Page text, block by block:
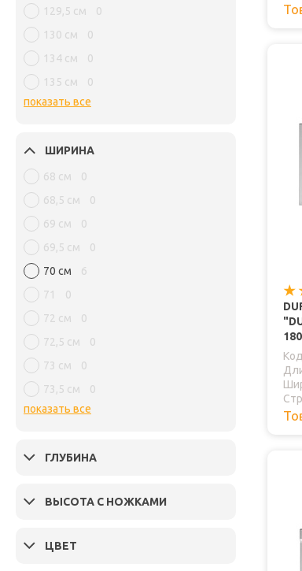
129,5 см
0
130 см
0
134 см
0
135 см
0
показать все
ШИРИНА
68 см
0
68,5 см
0
69 см
0
69,5 см
0
70 см
6
71
0
72 см
0
72,5 см
0
73 см
0
73,5 см
0
показать все
ГЛУБИНА
ВЫСОТА С НОЖКАМИ
ЦВЕТ